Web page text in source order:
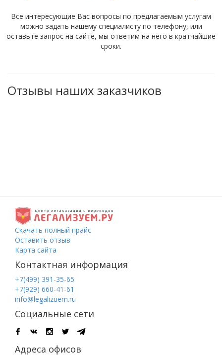
Все интересующие Вас вопросы по предлагаемым услугам
можно задать нашему специалисту по телефону, или
оставьте запрос на сайте, мы ответим на него в кратчайшие
сроки.
Отзывы наших заказчиков
Скачать полный прайс
Оставить отзыв
Карта сайта
Контактная информация
+7(499) 391-35-65
+7(929) 660-41-61
info@legalizuem.ru
Социальные сети
Адреса офисов